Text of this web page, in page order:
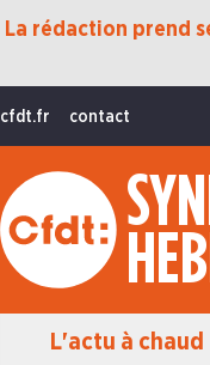
La rédaction prend
cfdt.fr contact
L'actu à chaud
Protection Sociale
International
La Vie De La CFDT
Les Équipes En